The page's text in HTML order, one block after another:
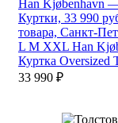
L M XXL Han
Куртка Oversized
33 990 ₽